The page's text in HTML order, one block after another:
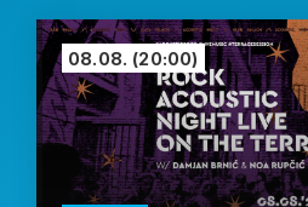
08.08. (20:00)